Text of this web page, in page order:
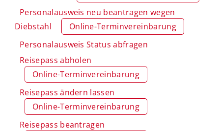
Personalausweis neu beantragen wegen
Diebstahl
Online-Terminvereinbarung
Personalausweis Status abfragen
Reisepass abholen
Online-Terminvereinbarung
Reisepass ändern lassen
Online-Terminvereinbarung
Reisepass beantragen